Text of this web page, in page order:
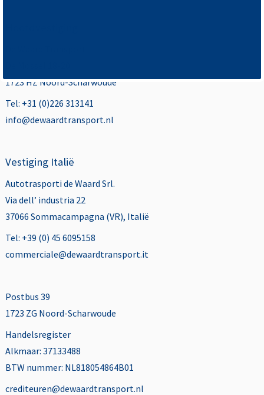
1723 HZ Noord-Scharwoude
Tel: +31 (0)226 313141
info@dewaardtransport.nl
Vestiging Italië
Autotrasporti de Waard Srl.
Via dell’ industria 22
37066 Sommacampagna (VR), Italië
Tel: +39 (0) 45 6095158
commerciale@dewaardtransport.it
Postbus 39
1723 ZG Noord-Scharwoude
Handelsregister
Alkmaar: 37133488
BTW nummer: NL818054864B01
crediteuren@dewaardtransport.nl